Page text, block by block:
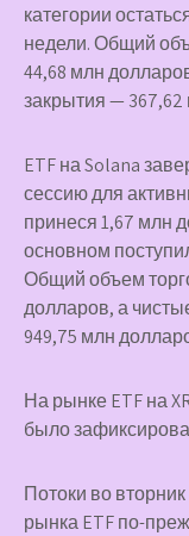
категории
недели. Общий
44,68 млн
закрытия —
ETF на Solana
сессию для
принеся 1,67 млн
основном
Общий объем
долларов, а
949,75 млн
На рынке ETF на
было
Потоки во
рынка ETF по-